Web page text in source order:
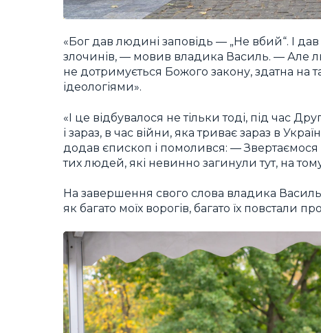
«Бог дав людині заповідь — „Не вбий“. І
злочинів, — мовив владика Василь. — Але
не дотримується Божого закону, здатна на
ідеологіями».
«І це відбувалося не тільки тоді, під час
і зараз, в час війни, яка триває зараз в
додав єпископ і помолився: —
тих людей, які невинно загинули тут, на тому
На завершення свого слова владика
як багато моїх ворогів, багато їх повстали